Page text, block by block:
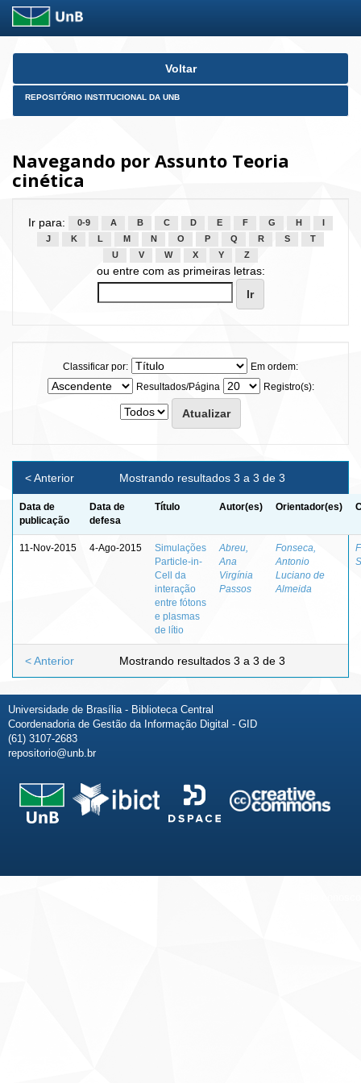
Skip
Voltar
REPOSITÓRIO INSTITUCIONAL DA UNB
Navegando por Assunto Teoria
cinética
Ir para: 0-9 A B C D E F G H
J
K L M N O P Q R S
T
U
V W X Y Z
ou entre com as primeiras letras:
Classificar por:
Em ordem:
Resultados/Página
Registro(s):
Mostrando resultados 3 a 3 de 3
< Anterior
Data de
publicação
Data de
defesa
Título Autor(es) Orientador(es)
11-Nov-2015 4-Ago-2015
Simulações
Particle-in-
Cell da
interação
entre fótons
e plasmas
de lítio
Abreu,
Ana
Virgínia
Passos
Fonseca,
Antonio
Luciano de
Almeida
Mostrando resultados 3 a 3 de 3
< Anterior
Universidade de Brasília - Biblioteca Central
Coordenadoria de Gestão da Informação Digital - GID
(61) 3107-2683
repositorio@unb.br